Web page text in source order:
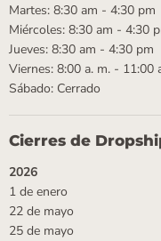
Martes: 8:30 am - 4:30 pm
Miércoles: 8:30 am - 4:30
Jueves: 8:30 am - 4:30 pm
Viernes: 8:00 a. m. - 11:00
Sábado: Cerrado
Cierres de
2026
1 de enero
22 de mayo
25 de mayo